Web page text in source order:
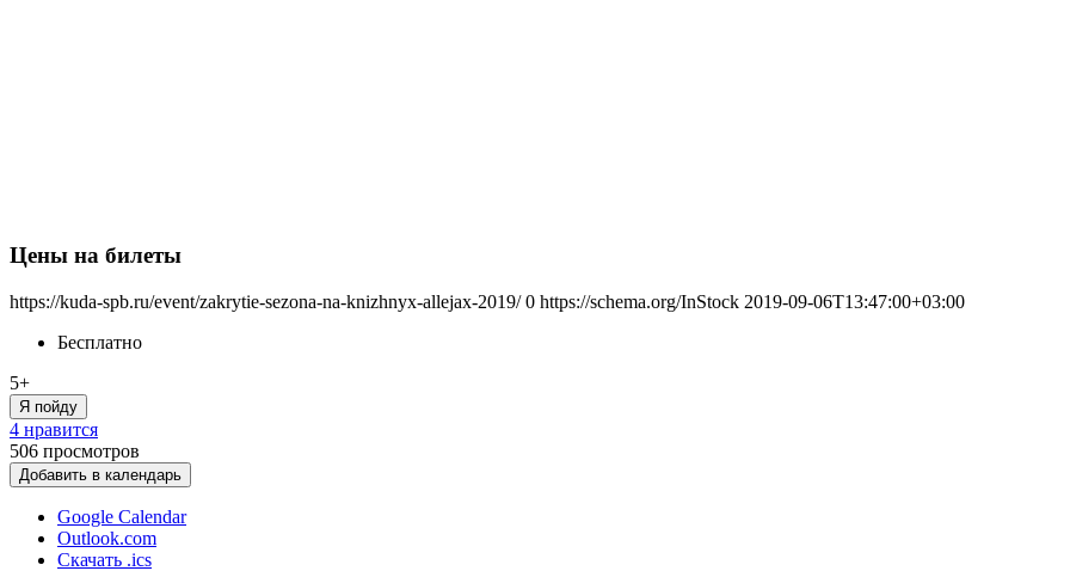
Цены на билеты
https://kuda-spb.ru/event/zakrytie-sezona-na-knizhnyx-allejax-2019/ 0 https://schema.org/InStock 2019-09-06T13:47:00+03:00
Бесплатно
5+
Я пойду
4 нравится
506 просмотров
Добавить в календарь
Google Calendar
Outlook.com
Скачать .ics